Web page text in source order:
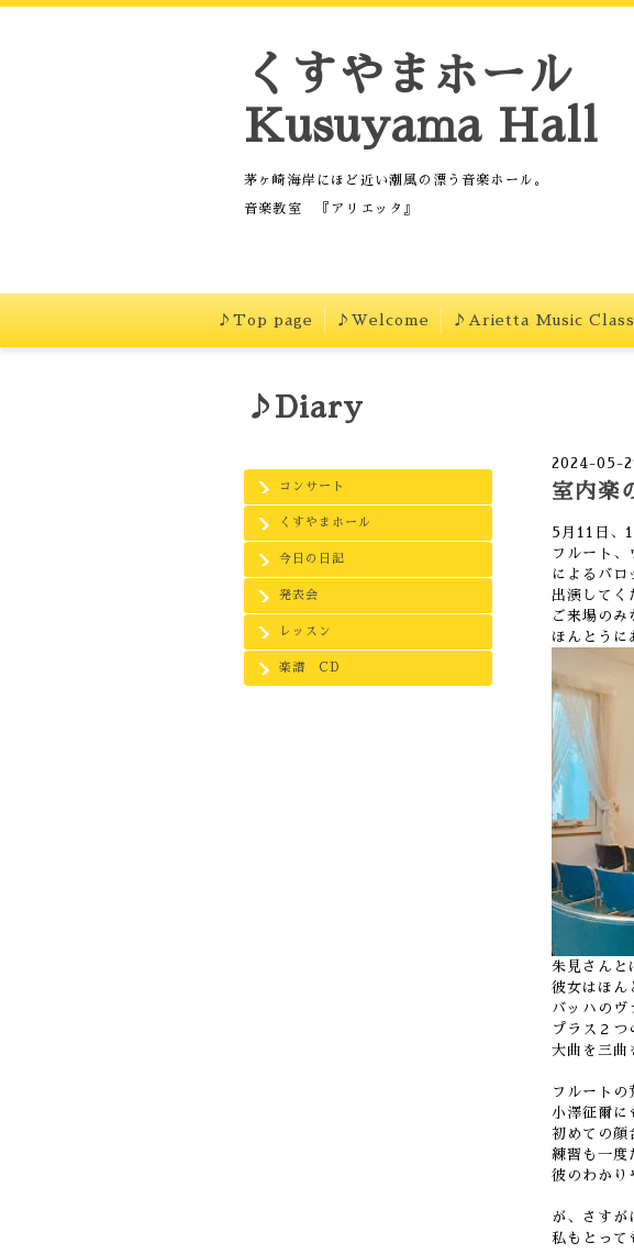
くすやまホール
Kusuyama Hall
茅ヶ崎海岸にほど近い潮風の漂う音楽ホール。
音楽教室 『アリエッタ』
♪Top page ♪Welcome ♪Arietta Music
コンサート
くすやまホール
今日の日記
発表会
レッスン
楽譜 CD
♪Diary
2024-05-
室内楽
5月11日、
フルート、
によるバロ
出演してく
ご来場のみ
ほんとうに
朱見さんと
彼女はほん
バッハのヴ
プラス２つ
大曲を三曲
フルートの
小澤征爾に
初めての顔
練習も一度
彼のわかり
が、さす
私もとって